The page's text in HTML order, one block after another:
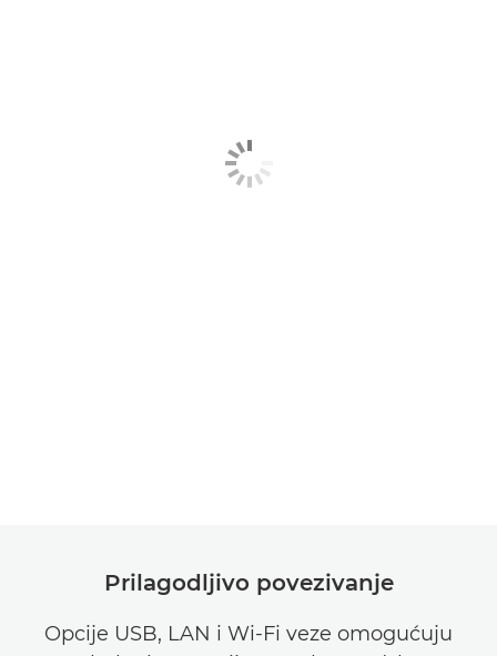
Prilagodljivo povezivanje
Opcije USB, LAN i Wi-Fi veze omogućuju